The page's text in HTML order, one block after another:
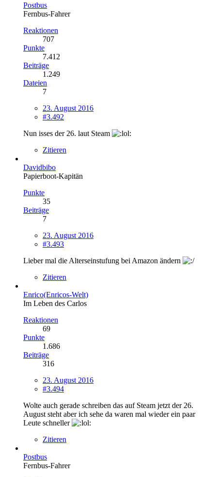
Postbus
Fernbus-Fahrer
Reaktionen
707
Punkte
7.412
Beiträge
1.249
Dateien
7
23. August 2016
#3.492
Nun isses der 26. laut Steam
Zitieren
Davidbibo
Papierboot-Kapitän
Punkte
35
Beiträge
7
23. August 2016
#3.493
Lieber mal die Alterseinstufung bei Amazon ändern
Zitieren
Enrico(Enricos-Welt)
Im Leben des Carlos
Reaktionen
69
Punkte
1.686
Beiträge
316
23. August 2016
#3.494
Wolte auch gerade schreiben das auf Steam jetzt der 26.
August steht aber ich sehe da waren mal wieder ein paar
Leute schneller
Zitieren
Postbus
Fernbus-Fahrer